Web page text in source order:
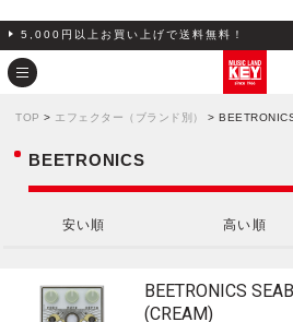
5,000円以上お買い上げで送料無料！
TOP > エフェクター（ブランド別） >
BEETRONICS
安い順 高い順
BEETRONICS
(CREAM)